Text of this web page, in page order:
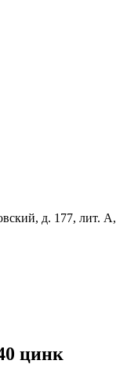
д. 177, лит. А,
цинк